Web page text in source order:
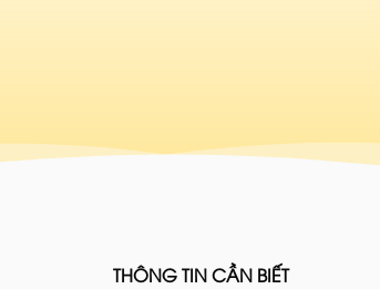
THÔNG TIN CẦN BIẾT